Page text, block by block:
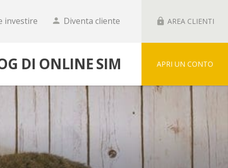
investire person Diventa cliente lock AREA CLIENTI
DI ONLINE SIM APRI UN CONTO